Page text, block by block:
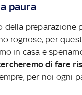
paura
della preparazione
rognose, per
in casa e
di fare
per noi ogni